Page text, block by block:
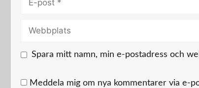
Webbplats
Spara mitt namn, min e-postadress och
Meddela mig om nya kommentarer via e-